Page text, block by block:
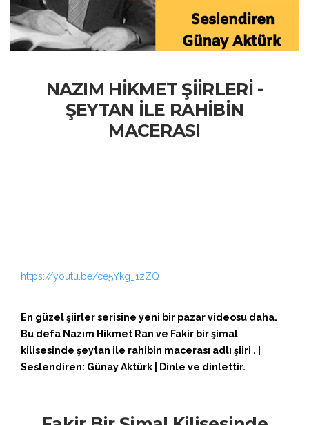
NAZIM HİKMET ŞİİRLERİ -
ŞEYTAN İLE RAHİBİN
MACERASI
https://youtu.be/ce5Ykg_1zZQ
En güzel şiirler serisine yeni bir pazar videosu daha.
Bu defa Nazım Hikmet Ran ve Fakir bir şimal
kilisesinde şeytan ile rahibin macerası adlı şiiri . |
Seslendiren: Günay Aktürk | Dinle ve dinlettir.